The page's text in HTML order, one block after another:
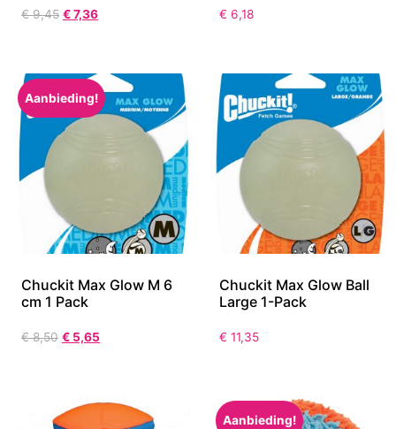
€9,45 €7,36 € 6,18
Aanbieding!
Chuckit Max Glow M 6
cm 1 Pack
€8,50 € 5,65
Chuckit Max Glow Ball
Large 1-Pack
€ 11,35
Aanbieding!